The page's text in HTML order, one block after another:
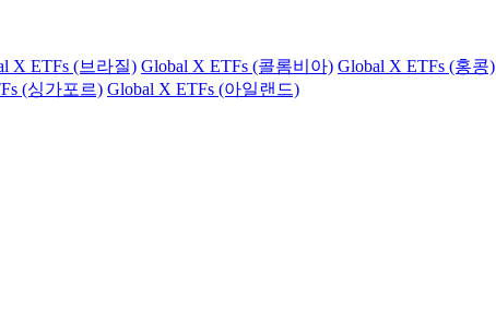
X ETFs (브라질) Global X ETFs (콜롬비아) Global X ETFs (홍콩)
(싱가포르) Global X ETFs (아일랜드)